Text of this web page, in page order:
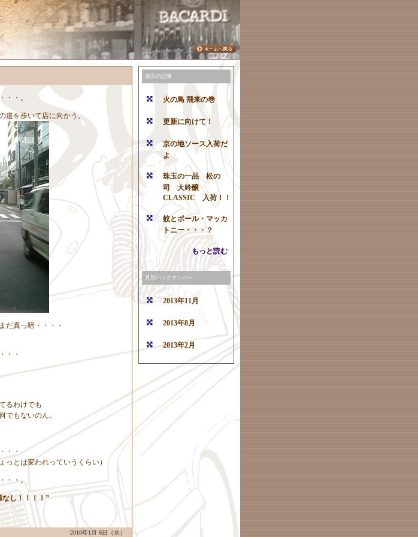
・・。
道を歩いて店に向かう。
だ真っ暗・・・・
・・
るわけでも
でもないのん。
・・
っとは変われっていうくらい）
・・。
なし！！！！”
2010年1月 6日（水）
過去の記事
火の鳥 飛来の巻
更新に向けて！
京の地ソース入荷だ
よ
珠玉の一品 松の
司 大吟醸
CLASSIC 入荷！！
蚊とポール・マッカ
トニー・・・？
もっと読む
月別バックナンバー
2013年11月
2013年8月
2013年2月